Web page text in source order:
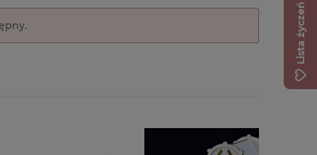
Lista życzeń